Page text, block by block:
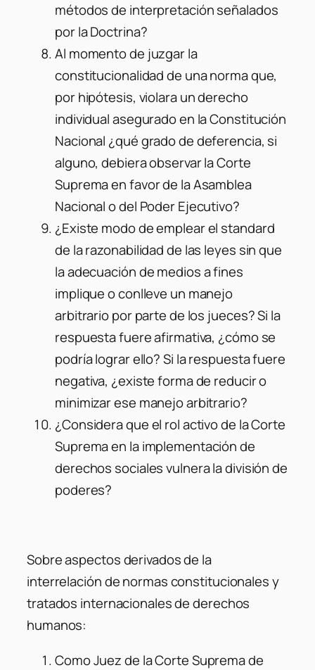
métodos de interpretación señalados
por la Doctrina?
Al momento de juzgar la
constitucionalidad de una norma que,
por hipótesis, violara un derecho
individual asegurado en la Constitución
Nacional ¿qué grado de deferencia, si
alguno, debiera observar la Corte
Suprema en favor de la Asamblea
Nacional o del Poder Ejecutivo?
¿Existe modo de emplear el standard
de la razonabilidad de las leyes sin que
la adecuación de medios a fines
implique o conlleve un manejo
arbitrario por parte de los jueces? Si la
respuesta fuere afirmativa, ¿cómo se
podría lograr ello? Si la respuesta fuere
negativa, ¿existe forma de reducir o
minimizar ese manejo arbitrario?
¿Considera que el rol activo de la Corte
Suprema en la implementación de
derechos sociales vulnera la división de
poderes?
Sobre aspectos derivados de la
interrelación de normas constitucionales y
tratados internacionales de derechos
humanos:
Como Juez de la Corte Suprema de